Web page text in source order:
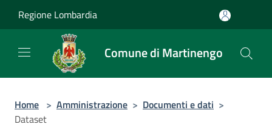
Regione Lombardia
Comune di Martinengo
Home > Amministrazione > Documenti e dati >
Dataset